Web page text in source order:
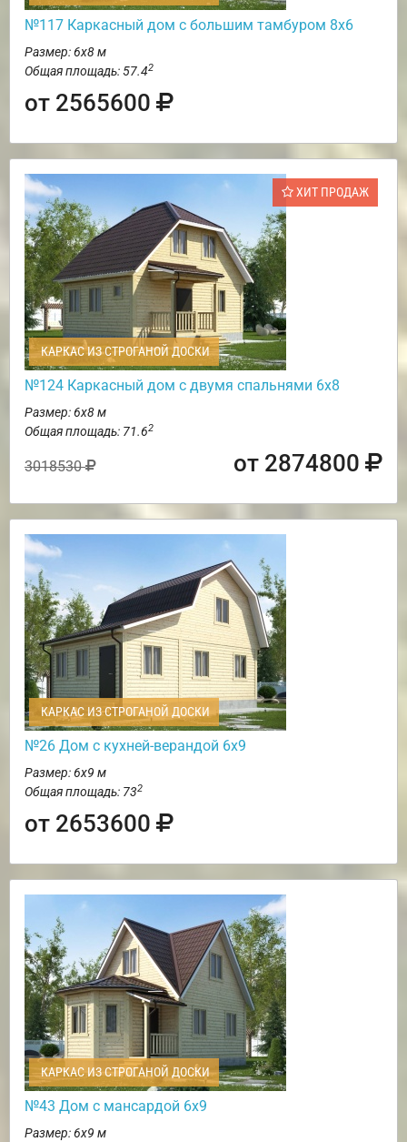
№117 Каркасный дом с большим тамбуром 8х6
Размер: 6х8 м
Общая площадь: 57.42
от 2565600
ХИТ ПРОДАЖ
КАРКАС ИЗ СТРОГАНОЙ ДОСКИ
№124 Каркасный дом с двумя спальнями 6х8
Размер: 6х8 м
Общая площадь: 71.62
3018530 от 2874800
КАРКАС ИЗ СТРОГАНОЙ ДОСКИ
№26 Дом с кухней-верандой 6х9
Размер: 6х9 м
Общая площадь: 732
от 2653600
КАРКАС ИЗ СТРОГАНОЙ ДОСКИ
№43 Дом с мансардой 6х9
Размер: 6х9 м